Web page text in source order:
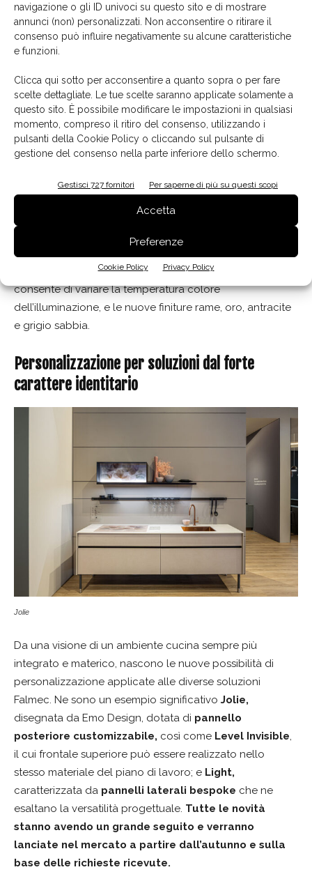
navigazione o gli ID univoci su questo sito e di mostrare
annunci (non) personalizzati. Non acconsentire o ritirare il
consenso può influire negativamente su alcune caratteristiche
e funzioni.
Clicca qui sotto per acconsentire a quanto sopra o per fare
scelte dettagliate. Le tue scelte saranno applicate solamente a
questo sito. È possibile modificare le impostazioni in qualsiasi
momento, compreso il ritiro del consenso, utilizzando i
pulsanti della Cookie Policy o cliccando sul pulsante di
gestione del consenso nella parte inferiore dello schermo.
Gestisci 727 fornitori Per saperne di più su questi scopi
Accetta
Preferenze
Cookie Policy Privacy Policy
System,Comfort-silenceeNo-Drop System.Le nuove
PuraeMatrixeVirgola E.ioncombinano la funzione
aspirante con
inquinanti e sostanze irritanti, e di rilevare COV, fumo di
sigaretta, formaldeide e altro. Con la tecnologia
Comfortsilence, Falmec offre soluzioni “silenziose” che
riducono l’impatto acustico senza compromettere le
performance: tra le nuove proposte,
Comfort, Verso Comfort, Gruppo Incasso Slide,Slide
OuteVirgola No-Drop Comfort. Il risultato è ancora più
percettibile nell’esclusiva tecnologia Silence NRS
, è unita al sistema anticondensa No-
Drop. Falmec introduce, inoltre,
nel modello Polar Light Evo
consente di variare la temperatura colore
dell’illuminazione, e le nuove finiture rame, oro, antracite
e grigio sabbia.
Personalizzazione per soluzioni dal forte
carattere identitario
Jolie
Da una visione di un ambiente cucina sempre più
integrato e materico, nascono le nuove possibilità di
personalizzazione applicate alle diverse soluzioni
Falmec. Ne sono un esempio significativo Jolie,
disegnata da Emo Design, dotata di pannello
posteriore customizzabile, così come Level Invisible,
il cui frontale superiore può essere realizzato nello
stesso materiale del piano di lavoro; e Light,
caratterizzata da pannelli laterali bespoke che ne
esaltano la versatilità progettuale. Tutte le novità
stanno avendo un grande seguito e verranno
lanciate nel mercato a partire dall’autunno e sulla
base delle richieste ricevute.